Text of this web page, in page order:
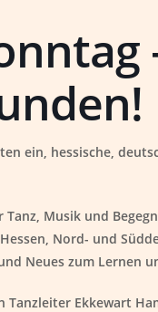
ein, hessische,
Musik und
Nord- und
Neues zum Lernen
Tanzleiter Ekkewart